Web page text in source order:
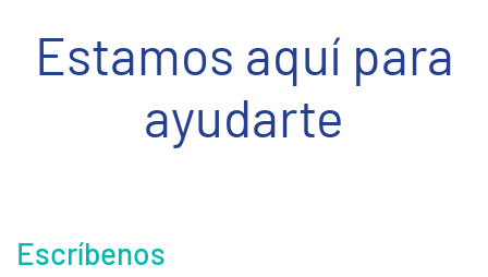
Estamos aquí para
ayudarte
Escríbenos